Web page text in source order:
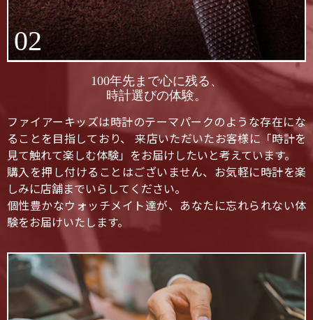
02
100年先まで心に残る、
時計選びの体験。
ファイアーキッズは時計のテーマパークのような存在にな
ることを目指しており、 来店いただいたお客様に「時計を
見て触れて楽しむ体験」をお届けしたいと考えています。
購入を押し付けることはございません、お気軽に時計を楽
しみに店舗までいらしてください。
個性豊かなウォッチメイト達が、あなたに忘れられない体
験をお届けいたします。